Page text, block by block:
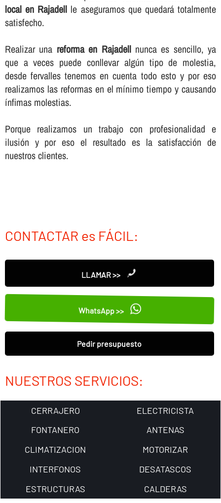
local en Rajadell le aseguramos que quedará totalmente
satisfecho.
Realizar una reforma en Rajadellnunca es sencillo, ya
que a veces puede conllevar algún tipo de molestia,
desde fervalles tenemos en cuenta todo esto y por eso
realizamos las reformas en el mí­nimo tiempo y causando
í­nfimas molestias.
Porque realizamos un trabajo con profesionalidad e
ilusión y por eso el resultado es la satisfacción de
nuestros clientes.
CONTACTAR es FÁCIL:
LLAMAR >>
WhatsApp >>
Pedir presupuesto
NUESTROS SERVICIOS:
CERRAJERO
ELECTRICISTA
FONTANERO
ANTENAS
CLIMATIZACION
MOTORIZAR
INTERFONOS
DESATASCOS
ESTRUCTURAS
CALDERAS